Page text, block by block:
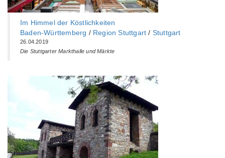
Im Himmel der Köstlichkeiten
Baden-Württemberg‎ / Region Stuttgart / Stuttgart
26.04.2019
Die Stuttgarter Markthalle und Märkte